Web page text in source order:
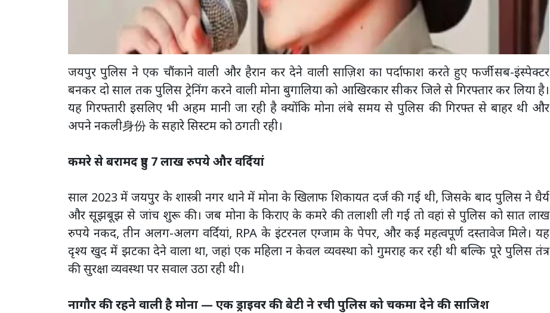
जयपुर पुलिस ने एक चौंकाने वाली और हैरान कर देने वाली साज़िश का पर्दाफाश करते हुए फर्जी सब-इंस्पेक्टर
बनकर दो साल तक पुलिस ट्रेनिंग करने वाली मोना बुगालिया को आखिरकार सीकर जिले से गिरफ्तार कर लिया है।
यह गिरफ्तारी इसलिए भी अहम मानी जा रही है क्योंकि मोना लंबे समय से पुलिस की गिरफ्त से बाहर थी और
अपने नकली身份 के सहारे सिस्टम को ठगती रही।
कमरे से बरामद हुए 7 लाख रुपये और वर्दियां
साल 2023 में जयपुर के शास्त्री नगर थाने में मोना के खिलाफ शिकायत दर्ज की गई थी, जिसके बाद पुलिस ने धैर्य
और सूझबूझ से जांच शुरू की। जब मोना के किराए के कमरे की तलाशी ली गई तो वहां से पुलिस को सात लाख
रुपये नकद, तीन अलग-अलग वर्दियां, RPA के इंटरनल एग्जाम के पेपर, और कई महत्वपूर्ण दस्तावेज मिले। यह
दृश्य खुद में झटका देने वाला था, जहां एक महिला न केवल व्यवस्था को गुमराह कर रही थी बल्कि पूरे पुलिस तंत्र
की सुरक्षा व्यवस्था पर सवाल उठा रही थी।
नागौर की रहने वाली है मोना — एक ड्राइवर की बेटी ने रची पुलिस को चकमा देने की साजिश